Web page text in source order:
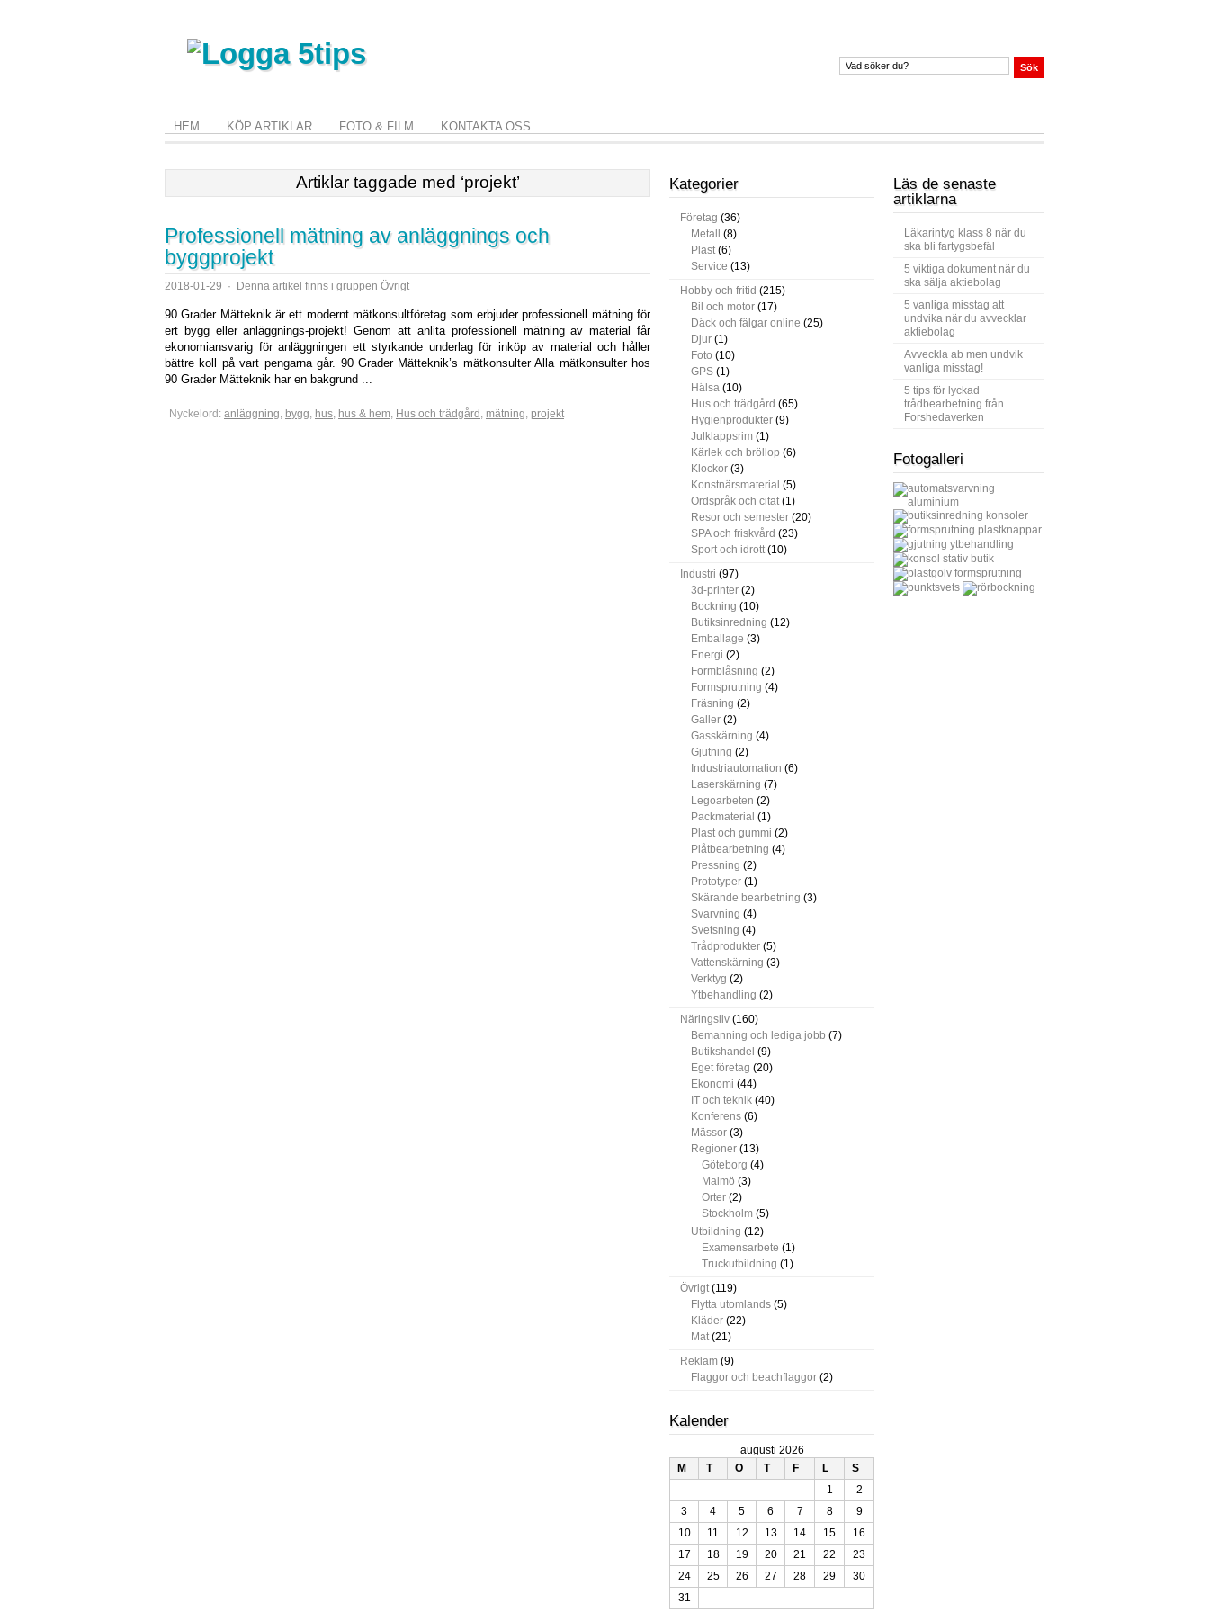
HEM KÖP ARTIKLAR FOTO & FILM KONTAKTA OSS
Artiklar taggade med ‘projekt’
Professionell mätning av anläggnings och
byggprojekt
2018-01-29 · Denna artikel finns i gruppen Övrigt
90 Grader Mätteknik är ett modernt mätkonsultföretag som erbjuder professionell mätning för
ert bygg eller anläggnings-projekt! Genom att anlita professionell mätning av material får
ekonomiansvarig för anläggningen ett styrkande underlag för inköp av material och håller
bättre koll på vart pengarna går. 90 Grader Mätteknik’s mätkonsulter Alla mätkonsulter hos
90 Grader Mätteknik har en bakgrund ...
Nyckelord: anläggning, bygg, hus, hus & hem, Hus och trädgård , mätning, projekt
Kategorier
Företag (36)
Metall
(8)
Plast(6)
Service (13)
Hobby och fritid (215)
Bil och motor (17)
Däck och fälgar online (25)
Djur (1)
Foto (10)
GPS (1)
Hälsa (10)
Hus och trädgård (65)
Hygienprodukter (9)
Julklappsrim (1)
Kärlek och bröllop (6)
Klockor (3)
Konstnärsmaterial (5)
Ordspråk och citat(1)
Resor och semester (20)
SPA och friskvård (23)
Sport och idrott(10)
Industri (97)
3d-printer (2)
Bockning (10)
Butiksinredning (12)
Emballage (3)
Energi (2)
Formblåsning (2)
Formsprutning (4)
Fräsning (2)
Galler (2)
Gasskärning (4)
Gjutning (2)
Industriautomation (6)
Laserskärning (7)
Legoarbeten (2)
Packmaterial (1)
Plast och gummi (2)
Plåtbearbetning (4)
Pressning (2)
Prototyper (1)
Skärande bearbetning (3)
Svarvning (4)
Svetsning (4)
Trådprodukter (5)
Vattenskärning (3)
Verktyg (2)
Ytbehandling (2)
Näringsliv (160)
Bemanning och lediga jobb (7)
Butikshandel (9)
Eget företag (20)
Ekonomi (44)
IT och teknik (40)
Konferens (6)
Mässor (3)
Regioner (13)
Göteborg (4)
Malmö (3)
Orter (2)
Stockholm (5)
Utbildning (12)
Examensarbete (1)
Truckutbildning (1)
Övrigt(119)
Flytta utomlands (5)
Kläder (22)
Mat(21)
Reklam (9)
Flaggor och beachflaggor (2)
Kalender
augusti 2026
M
T O T F L
S
1
2
3
4 5 6 7 8
9
10
11 12 13 14 15
16
17
18 19 20 21 22
23
24
25 26 27 28 29
30
31
Läs de senaste
artiklarna
Läkarintyg klass 8 när du
ska bli fartygsbefäl
5 viktiga dokument när du
ska sälja aktiebolag
5 vanliga misstag att
undvika när du avvecklar
aktiebolag
Avveckla ab men undvik
vanliga misstag!
5 tips för lyckad
trådbearbetning från
Forshedaverken
Fotogalleri